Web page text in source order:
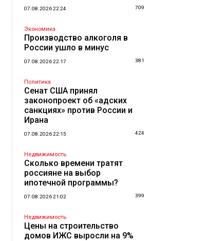
07.08.2026 22:24 709
Экономика
Производство алкоголя в
России ушло в минус
07.08.2026 22:17 381
Политика
Сенат США принял
законопроект об «адских
санкциях» против России и
Ирана
07.08.2026 22:15 424
Недвижимость
Сколько времени тратят
россияне на выбор
ипотечной программы?
07.08.2026 21:02 399
Недвижимость
Цены на строительство
домов ИЖС выросли на 9%